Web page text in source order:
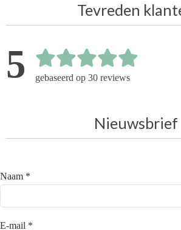
Tevreden
5 gebaseerd op 30 reviews
Nieuwsbrief
Naam *
E-mail *